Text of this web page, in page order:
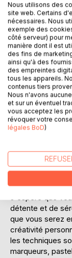
DESCRIPTION
Artiste coloriste
vous présenter
adultes, Sophie's
avec soin, sont
marines... et
souhaite illustrer
héroïne, à la
en particulier
J'espère que
détente et de
que vous serez
créativité
les techniques
marqueurs,
Nous utilisons des
site web. Certains
nécessaires. Nous
exemple des
côté serveur) pour
manière dont il est
des fins de
ainsi qu'à des
des empreintes
tous les appareils.
contenus tiers
Nous n'avons
et sur un éventuel
vous acceptez les
révoquer votre
légales BoD)